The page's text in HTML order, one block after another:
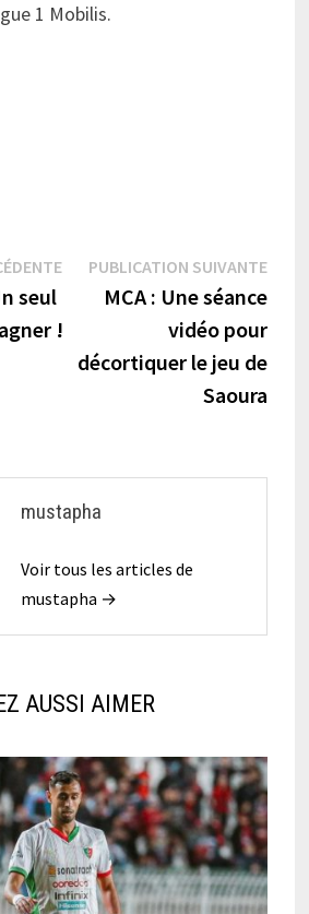
1 Mobilis.
Publication
précédente :
seul
!
PUBLICATION SUIVANTE
MCA : Une séance
vidéo pour
décortiquer le jeu de
Saoura
mustapha
Voir tous les articles de
mustapha →
AUSSI AIMER